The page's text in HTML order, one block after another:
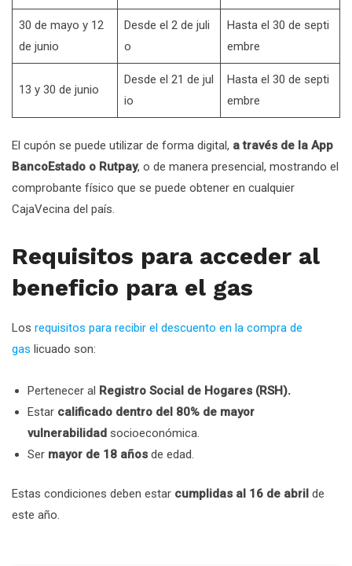
30 de mayo y 12
de junio
Desde el 2 de juli
o
Hasta el 30 de septi
embre
13 y 30 de junio
Desde el 21 de jul
io
Hasta el 30 de septi
embre
El cupón se puede utilizar de forma digital, a través de la App
BancoEstado o Rutpay, o de manera presencial, mostrando el
comprobante físico que se puede obtener en cualquier
CajaVecina del país.
Requisitos para acceder al
beneficio para el gas
Los requisitos para recibir el descuento en la compra de
gas licuado son:
Pertenecer al Registro Social de Hogares (RSH).
Estar calificado dentro del 80% de mayor
vulnerabilidad socioeconómica.
Ser mayor de 18 años de edad.
Estas condiciones deben estar cumplidas al 16 de abril de
este año.